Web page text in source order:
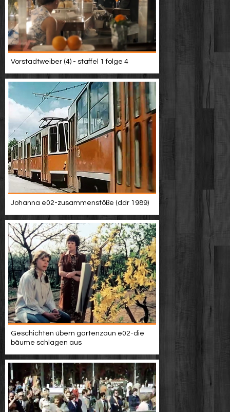
Vorstadtweiber (4) - staffel 1 folge 4
Johanna e02-zusammenstöße (ddr 1989)
Geschichten übern gartenzaun e02-die
bäume schlagen aus